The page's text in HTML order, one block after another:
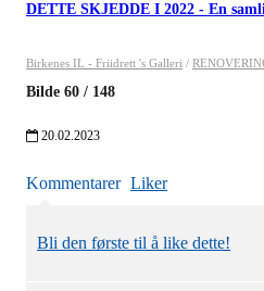
DETTE SKJEDDE I 2022 - En
Birkenes IL - Friidrett 's Galleri /
Bilde 60 / 148
20.02.2023
Kommentarer Liker
Bli den første til å like dette!